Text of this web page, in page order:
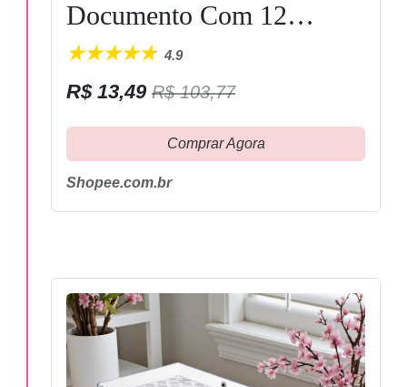
Documento Com 12
Divisórias E Pasta
Prancheta Tamanho A4
4.9
R$ 13,49 R$ 103,77
Comprar Agora
Shopee.com.br